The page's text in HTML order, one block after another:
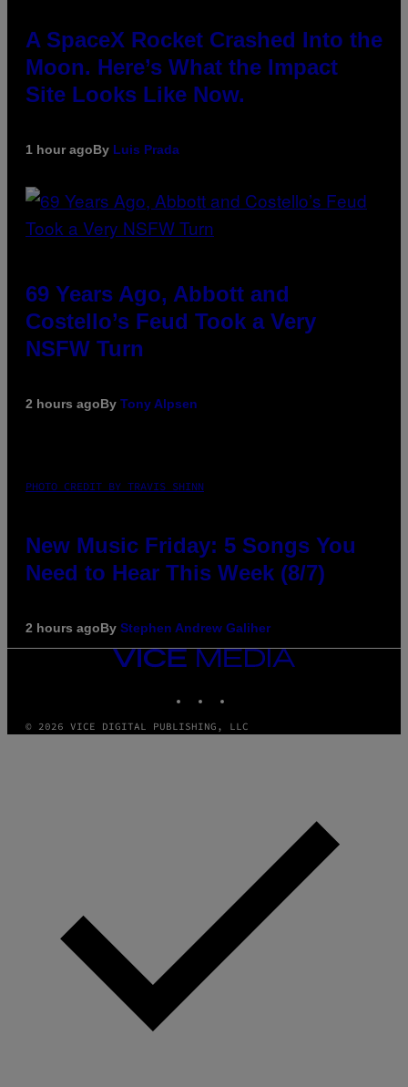
A SpaceX Rocket Crashed Into the
Moon. Here’s What the Impact
Site Looks Like Now.
1 hour agoBy Luis Prada
69 Years Ago, Abbott and
Costello’s Feud Took a Very
NSFW Turn
2 hours agoBy Tony Alpsen
PHOTO CREDIT BY TRAVIS SHINN
New Music Friday: 5 Songs You
Need to Hear This Week (8/7)
2 hours agoBy Stephen Andrew Galiher
VICE
MEDIA
© 2026 VICE DIGITAL PUBLISHING, LLC